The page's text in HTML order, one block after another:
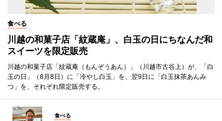
食べる
川越の和菓子店「紋蔵庵」、白玉の日にちなんだ和
スイーツを限定販売
川越の和菓子店「紋蔵庵（もんぞうあん）」（川越市古谷上）が、「白
玉の日」（8月8日）に「冷やし白玉」を、翌9日に「白玉抹茶あんみ
つ」を、それぞれ限定販売する。
食べる